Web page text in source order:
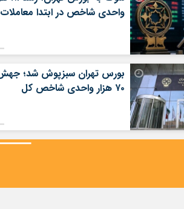
واحدی شاخص در ابتدا معاملات
بورس تهران سبزپوش شد؛
۷۰ هزار واحدی شاخص کل